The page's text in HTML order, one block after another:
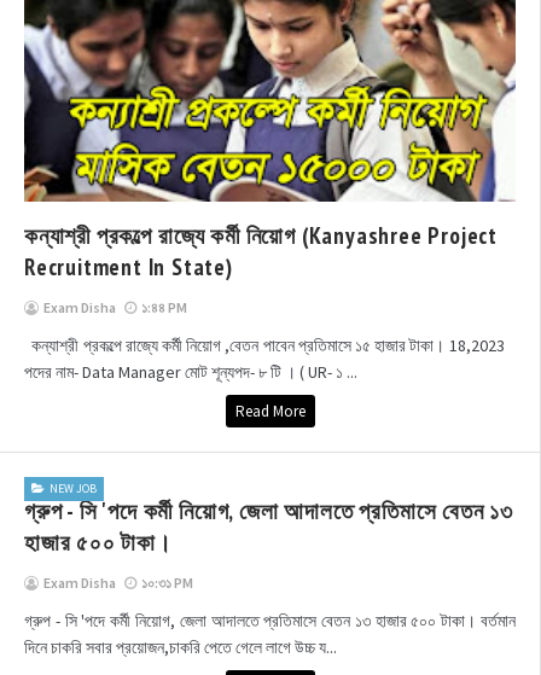
কন্যাশ্রী প্রকল্পে রাজ্যে কর্মী নিয়োগ (Kanyashree Project
Recruitment In State)
Exam Disha ১:৪৪ PM
কন্যাশ্রী প্রকল্পে রাজ্যে কর্মী নিয়োগ ,বেতন পাবেন প্রতিমাসে ১৫ হাজার টাকা। 18,2023
পদের নাম- Data Manager মোট শূন্যপদ- ৮ টি । ( UR- ১ ...
Read More
NEW JOB
গ্রুপ - সি 'পদে কর্মী নিয়োগ, জেলা আদালতে প্রতিমাসে বেতন ১৩
হাজার ৫০০ টাকা।
Exam Disha ১০:৩১ PM
গ্রুপ - সি 'পদে কর্মী নিয়োগ, জেলা আদালতে প্রতিমাসে বেতন ১৩ হাজার ৫০০ টাকা। বর্তমান
দিনে চাকরি সবার প্রয়োজন,চাকরি পেতে গেলে লাগে উচ্চ য...